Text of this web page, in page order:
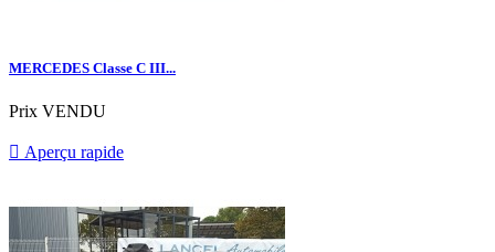
MERCEDES Classe C III...
Prix VENDU
 Aperçu rapide